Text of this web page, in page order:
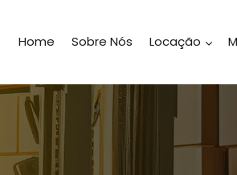
Home Sobre Nós Locação